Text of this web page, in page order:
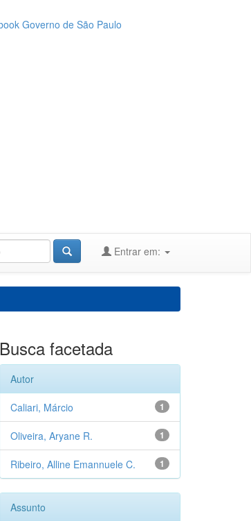
Entrar em:
Busca facetada
Autor
1
Caliari, Márcio
1
Oliveira, Aryane R.
1
Ribeiro, Alline Emannuele C.
Assunto